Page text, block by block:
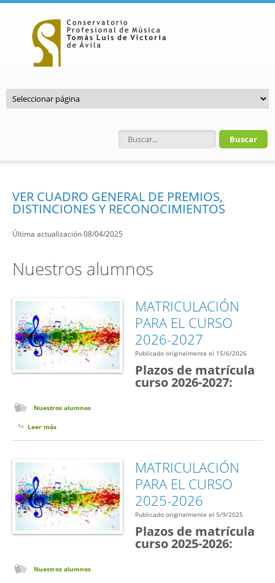
Formulario de búsqueda
VER CUADRO GENERAL DE PREMIOS,
DISTINCIONES Y RECONOCIMIENTOS
Última actualización 08/04/2025
Nuestros alumnos
MATRICULACIÓN
PARA EL CURSO
2026-2027
Publicado originalmente el 15/6/2026
Plazos de matrícula
curso 2026-2027:
Nuestros alumnos
Leer más
MATRICULACIÓN
PARA EL CURSO
2025-2026
Publicado originalmente el 5/9/2025
Plazos de matrícula
curso 2025-2026:
Nuestros alumnos